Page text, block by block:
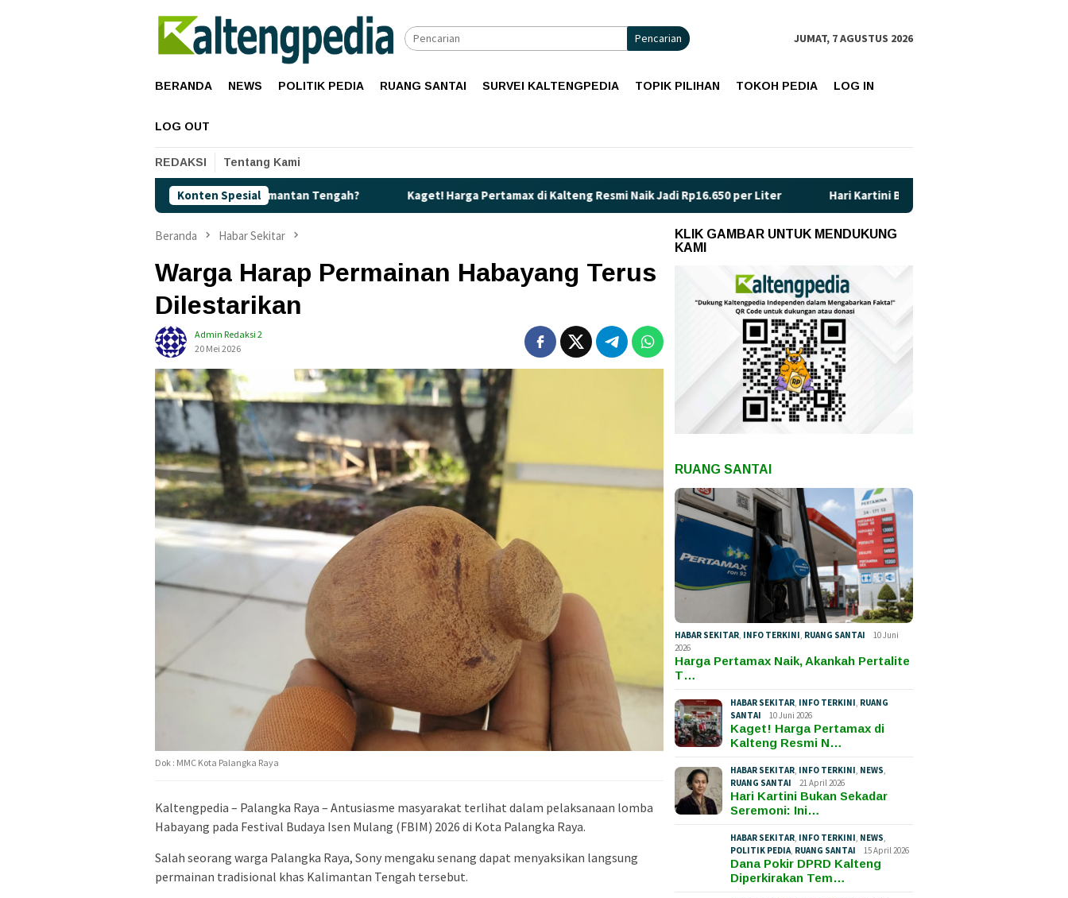
Pencarian JUMAT, 7 AGUSTUS 2026
BERANDA NEWS POLITIK PEDIA RUANG SANTAI SURVEI KALTENGPEDIA TOPIK PILIHAN TOKOH PEDIA LOG IN
LOG OUT
REDAKSI Tentang Kami
Konten Spesial
Terancam Langka di Kalimantan Tengah? Kaget! Harga Pertamax di Kalteng Resmi Naik Jadi Rp16.650 per Liter Hari Kartini Bukan Sekadar Seremoni: Ini 5 Ciri “Kartini
Beranda Habar Sekitar
Warga Harap Permainan Habayang Terus
Dilestarikan
Admin Redaksi 2
20 Mei 2026
Dok : MMC Kota Palangka Raya
Kaltengpedia – Palangka Raya – Antusiasme masyarakat terlihat dalam pelaksanaan lomba
Habayang pada Festival Budaya Isen Mulang (FBIM) 2026 di Kota Palangka Raya.
Salah seorang warga Palangka Raya, Sony mengaku senang dapat menyaksikan langsung
permainan tradisional khas Kalimantan Tengah tersebut.
KLIK GAMBAR UNTUK MENDUKUNG
KAMI
RUANG SANTAI
HABAR SEKITAR INFO TERKINI RUANG SANTAI
10 Juni
2026
Harga Pertamax Naik, Akankah Pertalite
T…
HABAR SEKITAR INFO TERKINI RUANG
SANTAI
10 Juni 2026
Kaget! Harga Pertamax di
Kalteng Resmi N…
HABAR SEKITAR INFO TERKINI NEWS
RUANG SANTAI
21 April 2026
Hari Kartini Bukan Sekadar
Seremoni: Ini…
HABAR SEKITAR INFO TERKINI NEWS
POLITIK PEDIA RUANG SANTAI 15 April 2026
Dana Pokir DPRD Kalteng
Diperkirakan Tem…